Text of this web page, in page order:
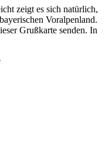
zeigt es sich natürlich,
Voralpenland.
Grußkarte senden. In